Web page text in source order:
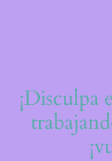
¡Disculpa